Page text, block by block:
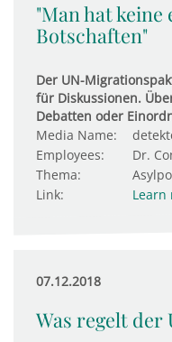
"Man hat keine
Botschaften"
Der UN-
für Diskussionen.
Debatten oder
Media Name:
Employees:
Dr.
Thema:
Link:
Learn
07.12.2018
Was regelt